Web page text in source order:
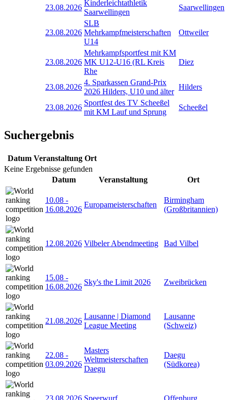
23.08.2026
Kinderleichtathletik
Saarwellingen
Saarwellingen
23.08.2026
SLB
Mehrkampfmeisterschaften
U14
Ottweiler
23.08.2026
Mehrkampfsportfest mit KM
MK U12-U16 (RL Kreis
Rhe
Diez
23.08.2026
4. Sparkassen Grand-Prix
2026 Hilders, U10 und älter
Hilders
23.08.2026
Sportfest des TV Scheeßel
mit KM Lauf und Sprung
Scheeßel
Suchergebnis
Datum Veranstaltung Ort
Keine Ergebnisse gefunden
Datum
Veranstaltung Ort
10.08 -
16.08.2026
Europameisterschaften
Birmingham
(Großbritannien)
12.08.2026 Vilbeler Abendmeeting Bad Vilbel
15.08 -
16.08.2026
Sky's the Limit 2026 Zweibrücken
21.08.2026
Lausanne | Diamond
League Meeting
Lausanne
(Schweiz)
22.08 -
03.09.2026
Masters
Weltmeisterschaften
Daegu
Daegu
(Südkorea)
23.08.2026 Speerwurf Offenburg